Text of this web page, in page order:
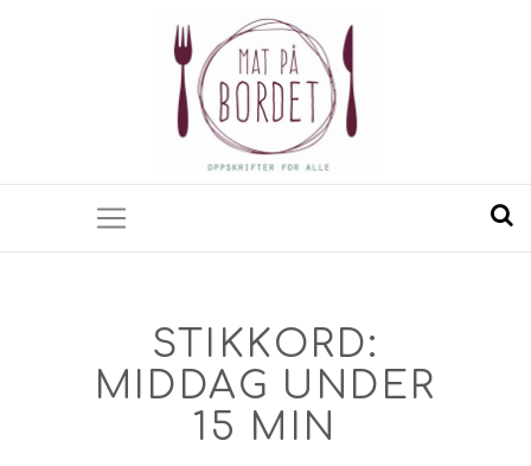
STIKKORD:
MIDDAG UNDER
15 MIN